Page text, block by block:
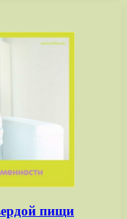
пищи